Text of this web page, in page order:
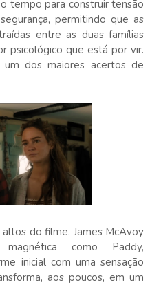
tempo para construir tensão
permitindo que as
entre as duas famílias
psicológico que está por vir.
dos maiores acertos de
do filme. James McAvoy
como Paddy,
inicial com uma sensação
aos poucos, em um